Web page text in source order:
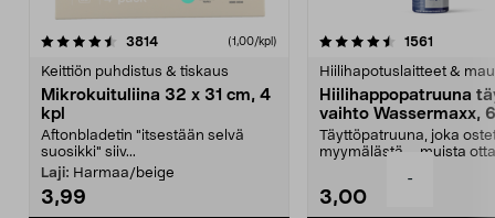
-
3814arvostelut (1,00/kpl)
Keittiön puhdistus & tiskaus
Mikrokuituliina 32 x 31 cm, 4
kpl
Aftonbladetin "itsestään selvä
suosikki" siiv...
Laji: Harmaa/beige
3,99
4.5viidestä
1561
Hiilihapotuslaitteet &
Hiilihappopatruuna
vaihto Wassermaxx,
Täyttöpatruuna, joka
myymälästä – muista
3,00
4.5viidestä